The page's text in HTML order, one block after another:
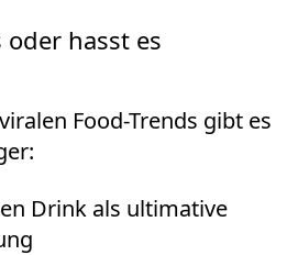
hasst es
Food-Trends gibt es
Drink als ultimative